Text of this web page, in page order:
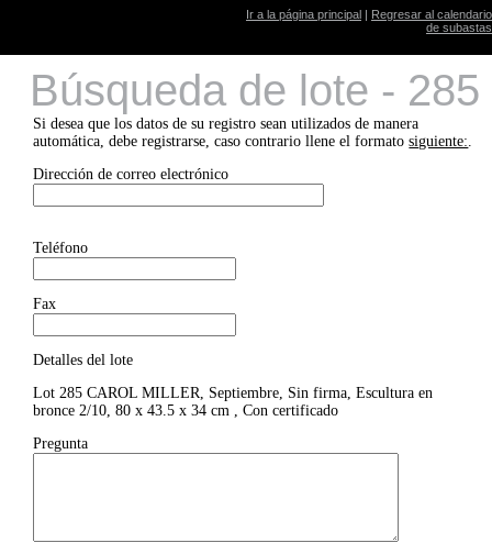
Ir a la página principal | Regresar al calendario
de subastas
Búsqueda de lote - 285
Si desea que los datos de su registro sean utilizados de manera
automática, debe registrarse, caso contrario llene el formatosiguiente:.
Dirección de correo electrónico
Teléfono
Fax
Detalles del lote
Lot 285 CAROL MILLER, Septiembre, Sin firma, Escultura en
bronce 2/10, 80 x 43.5 x 34 cm , Con certificado
Pregunta